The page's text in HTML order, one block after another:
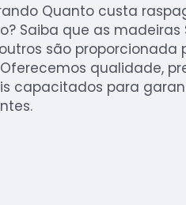
Quanto custa
Saiba que as madeiras
são proporcionada
qualidade,
capacitados para